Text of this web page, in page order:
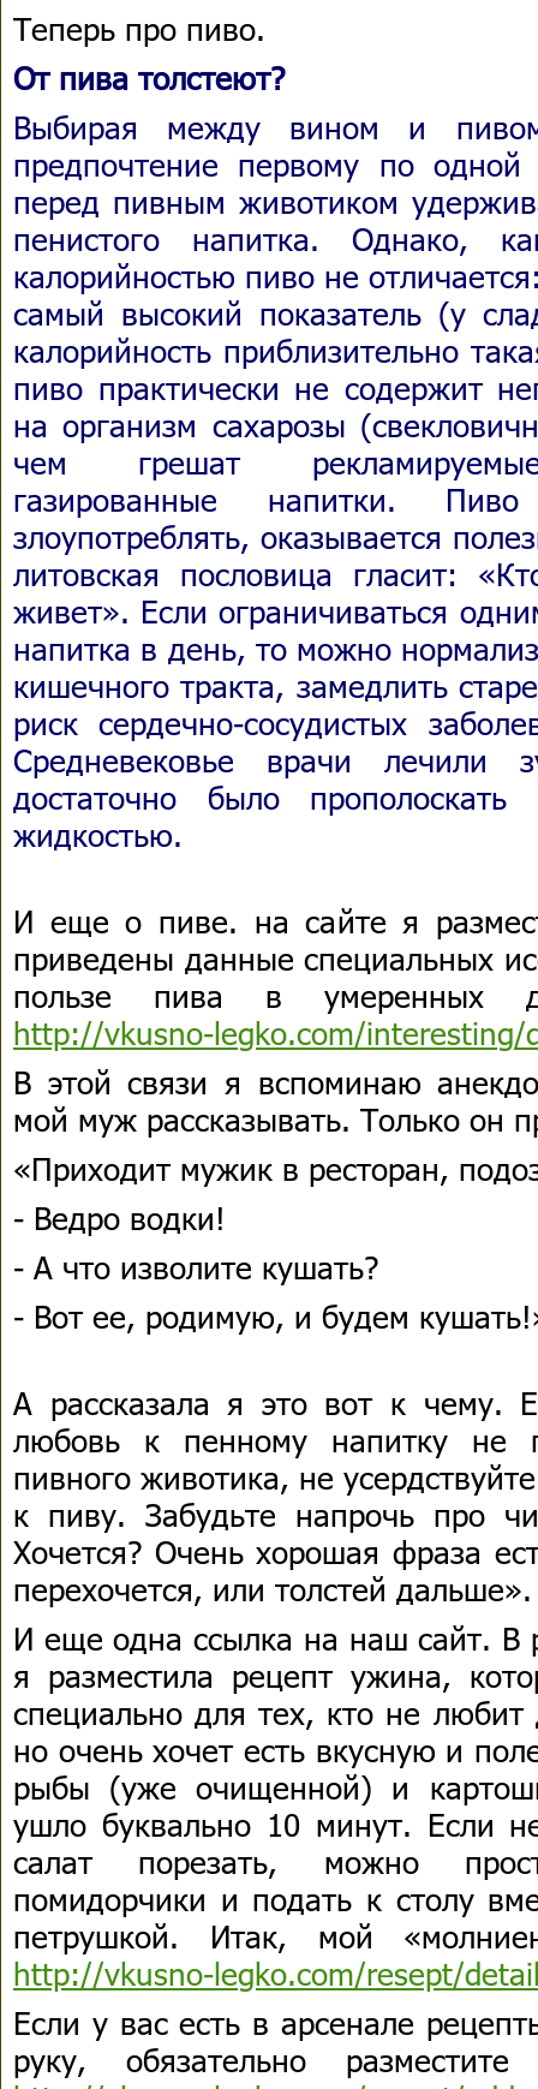
Теперь про пиво.
От пива толстеют?
Выбирая между вином и
предпочтение первому по одной
перед пивным животиком
пенистого напитка. Однако,
калорийностью пиво не
самый высокий показатель (у
калорийность приблизительно
пиво практически не содержит
на организм сахарозы
чем грешат рекламируемые
газированные напитки.
злоупотреблять, оказывается
литовская пословица гласит:
живет». Если ограничиваться
напитка в день, то можно
кишечного тракта, замедлить
риск сердечно-сосудистых
Средневековье врачи
достаточно было прополоскать
жидкостью.
И еще о пиве. на сайте я
приведены данные специальных
пользе пива в умеренных
http://vkusno-legko.com/interesting/
В этой связи я вспоминаю
мой муж рассказывать. Только он
«Приходит мужик в ресторан,
- Ведро водки!
- А что изволите кушать?
- Вот ее, родимую, и будем
А рассказала я это вот к чему.
любовь к пенному напитку не
пивного животика, не
к пиву. Забудьте напрочь про
Хочется? Очень хорошая фраза
перехочется, или толстей
И еще одна ссылка на наш сайт. В
я разместила рецепт ужина,
специально для тех, кто не любит
но очень хочет есть вкусную и
рыбы (уже очищенной) и
ушло буквально 10 минут. Если
салат порезать, можно
помидорчики и подать к столу
петрушкой. Итак, мой
http://vkusno-legko.com/resept/
Если у вас есть в арсенале
руку, обязательно